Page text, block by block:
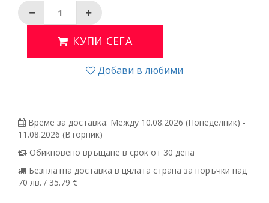
КУПИ СЕГА
Добави в любими
Време за доставка: Между 10.08.2026 (Понеделник) -
11.08.2026 (Вторник)
Обикновено връщане в срок от 30 дена
Безплатна доставка в цялата страна за поръчки над
70 лв. / 35.79 €